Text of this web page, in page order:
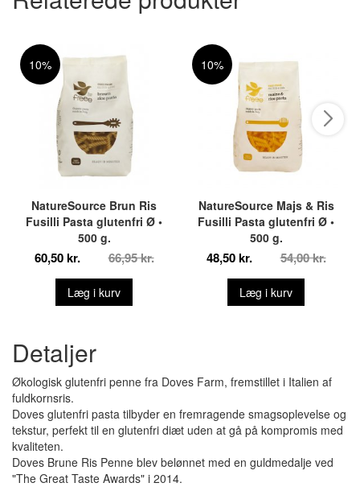
10%
NatureSource Brun Ris
Fusilli Pasta glutenfri Ø •
500 g.
60,50 kr. 66,95 kr.
Læg i kurv
10%
NatureSource Majs & Ris
Fusilli Pasta glutenfri Ø •
500 g.
48,50 kr. 54,00 kr.
Læg i kurv
Detaljer
Økologisk glutenfri penne fra Doves Farm, fremstillet i Italien af
fuldkornsris.
Doves glutenfri pasta tilbyder en fremragende smagsoplevelse og
tekstur, perfekt til en glutenfri diæt uden at gå på kompromis med
kvaliteten.
Doves Brune Ris Penne blev belønnet med en guldmedalje ved
"The Great Taste Awards" i 2014.